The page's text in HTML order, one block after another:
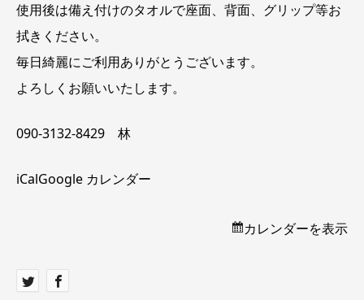
使用後は備え付けのタオルで座面、背面、グリップ等お
拭きください。
毎日綺麗にご利用ありがとうございます。
よろしくお願いいたします。
090-3132-8429 林
iCalGoogle カレンダー
カレンダーを表示